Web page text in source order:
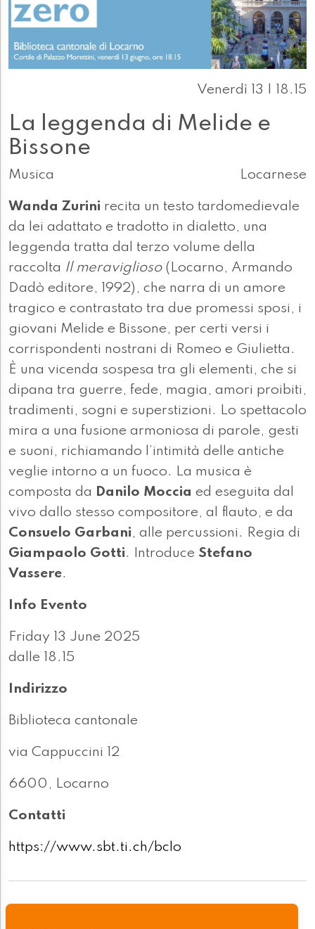
Venerdì 13 | 18.15
La leggenda di Melide e
Bissone
Musica Locarnese
Wanda Zurini recita un testo tardomedievale
da lei adattato e tradotto in dialetto, una
leggenda tratta dal terzo volume della
raccolta Il meraviglioso(Locarno, Armando
Dadò editore, 1992), che narra di un amore
tragico e contrastato tra due promessi sposi, i
giovani Melide e Bissone, per certi versi i
corrispondenti nostrani di Romeo e Giulietta.
È una vicenda sospesa tra gli elementi, che si
dipana tra guerre, fede, magia, amori proibiti,
tradimenti, sogni e superstizioni. Lo spettacolo
mira a una fusione armoniosa di parole, gesti
e suoni, richiamando l’intimità delle antiche
veglie intorno a un fuoco. La musica è
composta da Danilo Moccia ed eseguita dal
vivo dallo stesso compositore, al flauto, e da
Consuelo Garbani , alle percussioni. Regia di
Giampaolo Gotti. Introduce Stefano
Vassere.
Info Evento
Friday 13 June 2025
dalle 18.15
Indirizzo
Biblioteca cantonale
via Cappuccini 12
6600, Locarno
Contatti
https://www.sbt.ti.ch/bclo